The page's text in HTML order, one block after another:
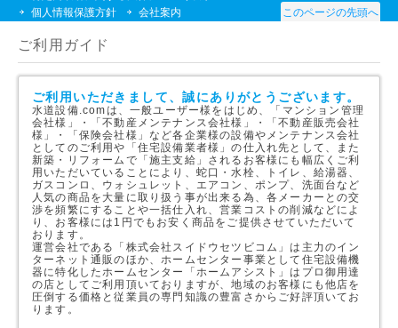
個人情報保護方針
会社案内 このページの先頭へ
ご利用ガイド
ご利用いただきまして、誠にありがとうございます。
水道設備.comは、一般ユーザー様をはじめ、「マンション管理
会社様」・「不動産メンテナンス会社様」・「不動産販売会社
様」・「保険会社様」など各企業様の設備やメンテナンス会社
としてのご利用や「住宅設備業者様」の仕入れ先として、また
新築・リフォームで「施主支給」されるお客様にも幅広くご利
用いただいていることにより、蛇口・水栓、トイレ、給湯器、
ガスコンロ、ウォシュレット、エアコン、ポンプ、洗面台など
人気の商品を大量に取り扱う事が出来る為、各メーカーとの交
渉を頻繁にすることや一括仕入れ、営業コストの削減などによ
り、お客様には1円でもお安く商品をご提供させていただいて
おります。
運営会社である「株式会社スイドウセツビコム」は主力のイン
ターネット通販のほか、ホームセンター事業として住宅設備機
器に特化したホームセンター「ホームアシスト」はプロ御用達
の店としてご利用頂いておりますが、地域のお客様にも他店を
圧倒する価格と従業員の専門知識の豊富さからご好評頂いてお
ります。